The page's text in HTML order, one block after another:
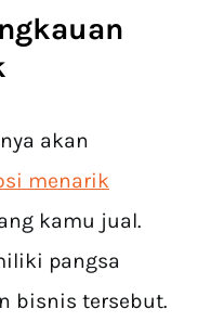
akan
menarik
kamu jual.
pangsa
bisnis tersebut.